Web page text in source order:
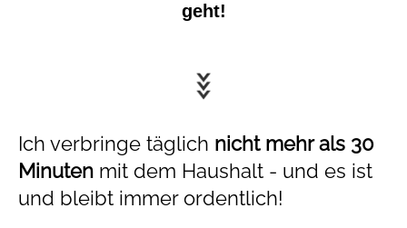
geht!
Ich verbringe täglich nicht mehr als 30
Minuten mit dem Haushalt - und es ist
und bleibt immer ordentlich!